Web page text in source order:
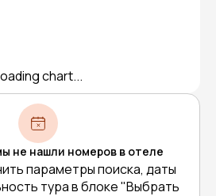
chart...
не нашли номеров в отеле
параметры поиска, даты
тура в блоке "Выбрать